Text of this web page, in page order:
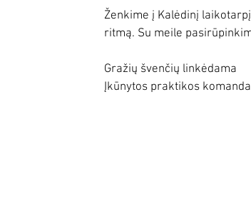
Ženkime į Kalėdinį
ritmą. Su meile
Gražių švenčių linkėdama
Įkūnytos praktikos komanda